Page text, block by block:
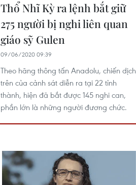
Thổ Nhĩ Kỳ ra lệnh bắt giữ
275 người bị nghi liên quan
giáo sỹ Gulen
09/06/2020 09:39
Theo hãng thông tấn Anadolu, chiến dịch
trên của cảnh sát diễn ra tại 22 tỉnh
thành, hiện đã bắt được 145 nghi can,
phần lớn là những người đương chức.